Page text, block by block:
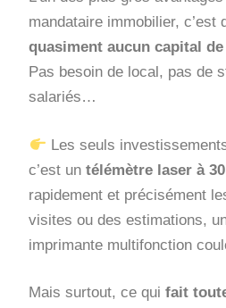
mandataire immobilier, c’est
quasiment aucun capital
Pas besoin de local, pas de
salariés…
Les seuls
c’est untélémètre laser à 30
rapidement et précisément
visites ou des estimations,
imprimante multifonction
Mais surtout, ce quifait